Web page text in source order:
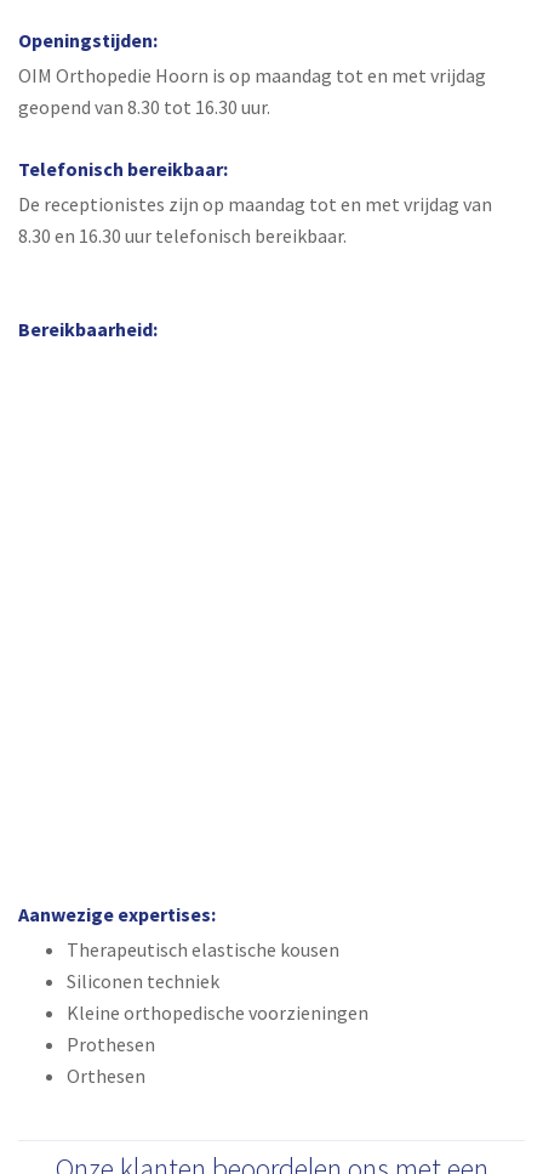
Openingstijden:
OIM Orthopedie Hoorn is op maandag tot en met vrijdag
geopend van 8.30 tot 16.30 uur.
Telefonisch bereikbaar:
De receptionistes zijn op maandag tot en met vrijdag van
8.30 en 16.30 uur telefonisch bereikbaar.
Bereikbaarheid:
Aanwezige expertises:
Therapeutisch elastische kousen
Siliconen techniek
Kleine orthopedische voorzieningen
Prothesen
Orthesen